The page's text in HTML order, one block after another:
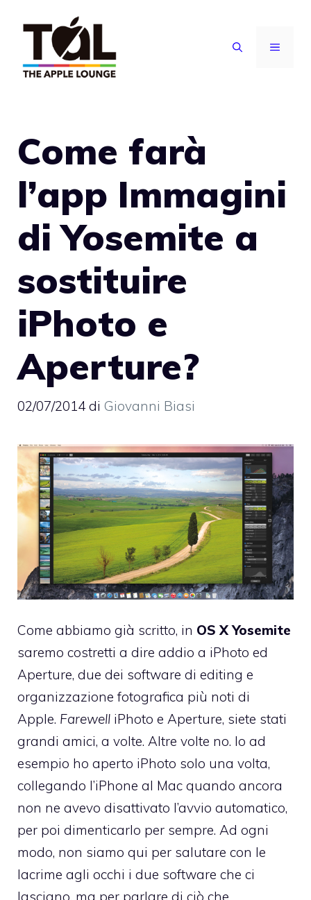
contenuto
MENU
Come farà
l’app Immagini
di Yosemite a
sostituire
iPhoto e
Aperture?
02/07/2014 di Giovanni Biasi
Come abbiamo già scritto, in OS X Yosemite
saremo costretti a dire addio a iPhoto ed
Aperture, due dei software di editing e
organizzazione fotografica più noti di
Apple. Farewell iPhoto e Aperture, siete stati
grandi amici, a volte. Altre volte no. Io ad
esempio ho aperto iPhoto solo una volta,
collegando l’iPhone al Mac quando ancora
non ne avevo disattivato l’avvio automatico,
per poi dimenticarlo per sempre. Ad ogni
modo, non siamo qui per salutare con le
lacrime agli occhi i due software che ci